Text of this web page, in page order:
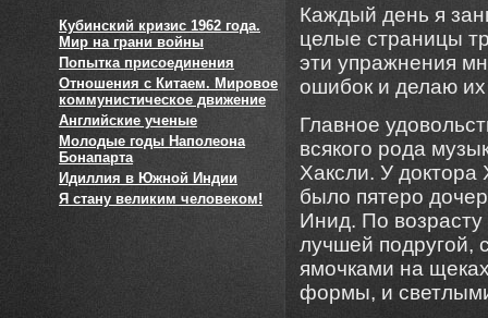
Кубинский кризис 1962 года.
Мир на грани войны
Попытка присоединения
Отношения с Китаем. Мировое
коммунистическое движение
Английские ученые
Молодые годы Наполеона
Бонапарта
Идиллия в Южной Индии
Я стану великим человеком!
Каждый день я
целые страницы
эти упражнения
ошибок и делаю
Главное
всякого рода
Хаксли. У
было пятеро
Инид. По
лучшей подругой,
ямочками на
формы, и